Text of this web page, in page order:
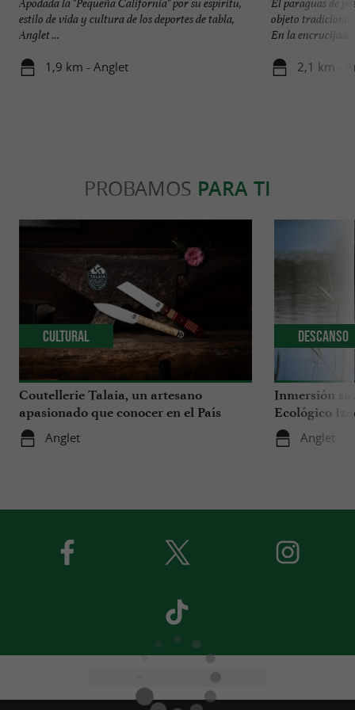
estilo de vida y cultura de los deportes de tabla,
Anglet ...
1,9 km - Anglet
objeto tradicional
En la encrucijada
2,1 km -
PROBAMOS PARA TI
Coutellerie Talaia, un artesano
apasionado que conocer en el País
Vasco
Anglet
Cultural
Inmersión
Ecológico
Anglet
Descanso